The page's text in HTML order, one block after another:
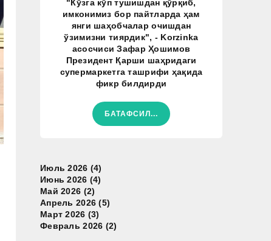
"Кўзга кўп тушишдан қўрқиб,
имконимиз бор пайтларда ҳам
янги шаҳобчалар очишдан
ўзимизни тиярдик", - Korzinka
асосчиси Зафар Ҳошимов
Президент Қарши шаҳридаги
супермаркетга ташрифи ҳақида
фикр билдирди
БАТАФСИЛ...
Июль 2026 (4)
Июнь 2026 (4)
Май 2026 (2)
Апрель 2026 (5)
Март 2026 (3)
Февраль 2026 (2)